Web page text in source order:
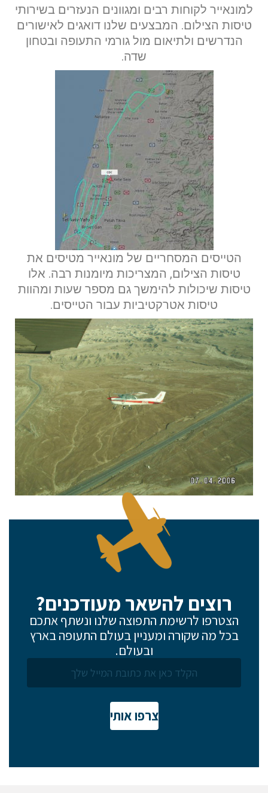
למונאייר לקוחות רבים ומגוונים הנעזרים בשירותי
טיסות הצילום. המבצעים שלנו דואגים לאישורים
הנדרשים ולתיאום מול גורמי התעופה ובטחון
שדה.
הטייסים המסחריים של מונאייר מטיסים את
טיסות הצילום, המצריכות מיומנות רבה. אלו
טיסות שיכולות להימשך גם מספר שעות ומהוות
טיסות אטרקטיביות עבור הטייסים.
רוצים להשאר מעודכנים?
הצטרפו לרשימת התפוצה שלנו ונשתף אתכם
בכל מה שקורה ומעניין בעולם התעופה בארץ
ובעולם.
צרפו אותי
אם הגעתם לפה,
סימן שאתם מעוניינים
בפרטים נוספים.
נשמח לשוחח אתכם, לענות על כל שאלה
ולעזור לכם להגשים את החלומות שלכם בעולם התעופה.
השאירו לנו פרטים ונחזור אליכם.
שם פרטי
הערות ושאלות